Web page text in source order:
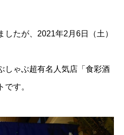
たが、2021年2月6日（土）
しゃぶ超有名人気店「食彩酒
です。